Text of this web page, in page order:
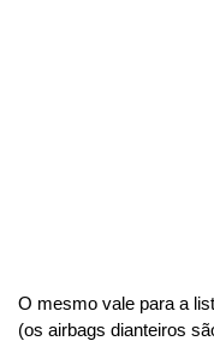
O mesmo vale para a
(os airbags dianteiros